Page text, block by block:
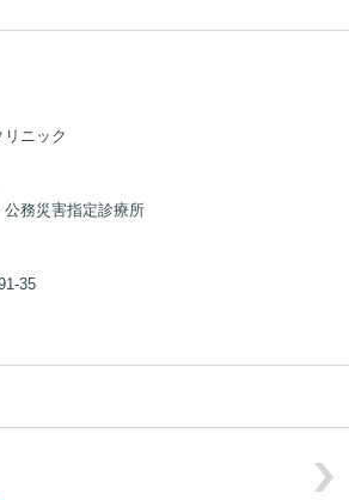
ニック
務災害指定診療所
35